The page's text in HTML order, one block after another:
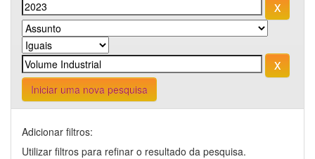
Iniciar uma nova pesquisa
Adicionar filtros:
Utilizar filtros para refinar o resultado da pesquisa.